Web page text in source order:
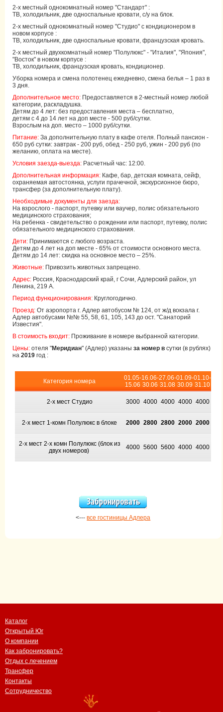
2-х местный однокомнатный номер "Стандарт" :
ТВ, холодильник, две односпальные кровати, с/у на блок.
2-х местный однокомнатный номер "Студио" с кондиционером в
новом корпусе :
ТВ, холодильник, две односпальные кровати, французская кровать.
2-х местный двухкомнатный номер "Полулюкс" - "Италия", "Япония",
"Восток" в новом корпусе :
ТВ, холодильник, французская кровать, кондиционер.
Уборка номера и смена полотенец ежедневно, смена белья – 1 раз в
3 дня.
Дополнительное место: Предоставляется в 2-местный номер любой
категории, раскладушка.
Детям до 4 лет: без предоставления места – бесплатно,
детям с 4 до 14 лет на доп месте - 500 руб/сутки.
Взрослым на доп. место – 1000 руб/сутки.
Питание: За дополнительную плату в кафе отеля. Полный пансион -
650 руб сутки: завтрак - 200 руб, обед - 250 руб, ужин - 200 руб (по
желанию, оплата на месте).
Условия заезда-выезда: Расчетный час: 12:00.
Дополнительная информация: Кафе, бар, детская комната, сейф,
охраняемая автостоянка, услуги прачечной, экскурсионное бюро,
трансфер (за дополнительную плату).
Необходимые документы для заезда:
На взрослого - паспорт, путевку или ваучер, полис обязательного
медицинского страхования;
На ребенка - свидетельство о рождении или паспорт, путевку, полис
обязательного медицинского страхования.
Дети: Принимаются с любого возраста.
Детям до 4 лет на доп месте - 65% от стоимости основного места.
Детям до 14 лет: скидка на основное место – 25%.
Животные: Привозить животных запрещено.
Адрес: Россия, Краснодарский край, г Сочи, Адлерский район, ул
Ленина, 219 А.
Период функционирования: Круглогодично.
Проезд: От аэропорта г. Адлер автобусом № 124, от ж/д вокзала г.
Адлер автобусами №№ 55, 58, 61, 105, 143 до ост. "Санаторий
Известия".
В стоимость входит: Проживание в номере выбранной категории.
Цены: отеля "Меридиан" (Адлер) указаны за номер в сутки (в рублях)
на 2019 год :
Категория номера
01.05-
15.06
16.06-
30.06
27.06-
31.08
01.09-
30.09
01.10-
31.10
2-х мест Студио 3000 4000 4000 4000 4000
2-х мест 1-комн Полулюкс в блоке 2000 2800 2800 2000 2000
2-х мест 2-х комн Полулюкс (блок из
двух номеров)
4000 5600 5600 4000 4000
<---все гостиницы Адлера
Каталог
Открытый Юг
О компании
Как забронировать?
Отдых с лечением
Трансфер
Контакты
Сотрудничество